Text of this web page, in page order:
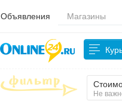
Объявления Магазины
Не